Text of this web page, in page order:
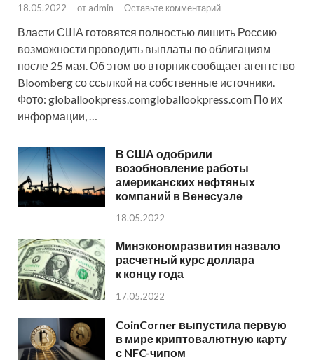
18.05.2022 - от admin - Оставьте комментарий
Власти США готовятся полностью лишить Россию
возможности проводить выплаты по облигациям
после 25 мая. Об этом во вторник сообщает агентство
Bloomberg со ссылкой на собственные источники.
Фото: globallookpress.comgloballookpress.com По их
информации, …
В США одобрили
возобновление работы
американских нефтяных
компаний в Венесуэле
18.05.2022
Минэкономразвития назвало
расчетный курс доллара
к концу года
17.05.2022
CoinCorner выпустила первую
в мире криптовалютную карту
с NFC-чипом